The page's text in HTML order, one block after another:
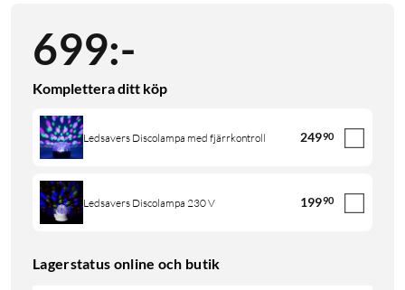
699:-
Komplettera ditt köp
Ledsavers Discolampa med fjärrkontroll 24990
Ledsavers Discolampa 230 V 19990
Lagerstatus online och butik